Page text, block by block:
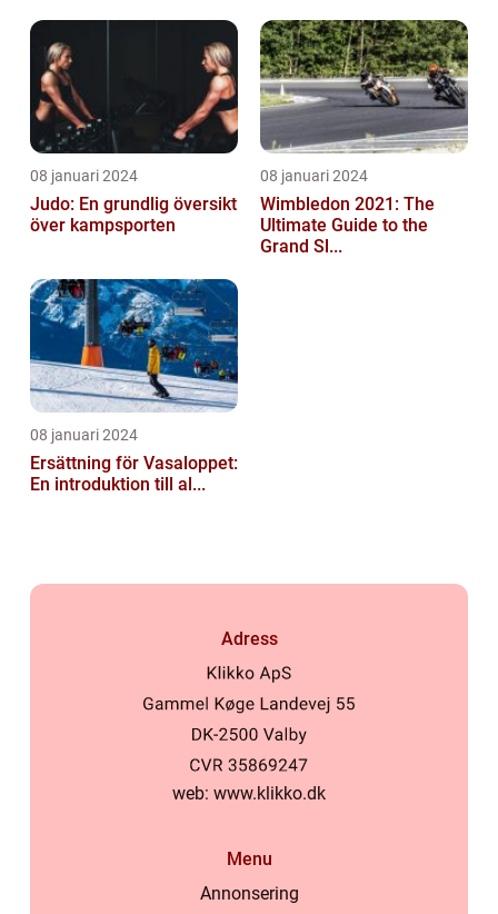
08 januari 2024
Judo: En grundlig översikt
över kampsporten
08 januari 2024
Wimbledon 2021: The
Ultimate Guide to the
Grand Sl...
08 januari 2024
Ersättning för Vasaloppet:
En introduktion till al...
Adress
web: www.klikko.dk
Menu
Annonsering